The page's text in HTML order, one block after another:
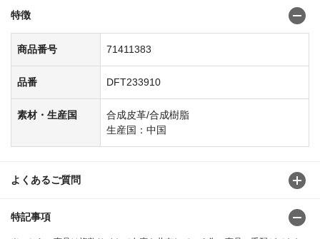
特徴
商品番号 71411383
品番 DFT233910
素材・生産国
合成皮革/合成樹脂
生産国：中国
よくあるご質問
特記事項